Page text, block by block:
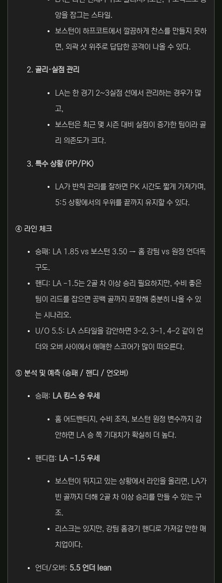
앙을 잠그는 스타일.
보스턴이 하프코트에서 깔끔하게 찬스를 만들지 못하
면, 외곽 샷 위주로 답답한 공격이 나올 수 있다.
골리·실점 관리
LA는 한 경기 2~3실점 선에서 관리하는 경우가 많
고,
보스턴은 최근 몇 시즌 대비 실점이 증가한 팀이라 골
리 의존도가 크다.
특수 상황 (PP/PK)
LA가 반칙 관리를 잘하면 PK 시간도 짧게 가져가며,
5:5 상황에서의 우위를 끝까지 유지할 수 있다.
④ 라인 체크
승패: LA 1.85 vs 보스턴 3.50 → 홈 강팀 vs 원정 언더독
구도.
핸디: LA -1.5는 2골 차 이상 승리 필요하지만, 수비 좋은
팀이 리드를 잡으면 공백 골까지 포함해 충분히 나올 수 있
는 시나리오.
U/O 5.5: LA 스타일을 감안하면 3–2, 3–1, 4–2 같이 언
더와 오버 사이에서 애매한 스코어가 많이 떠오른다.
⑤ 분석 및 예측 (승패 / 핸디 / 언오버)
승패: LA 킹스 승 우세
홈 어드밴티지, 수비 조직, 보스턴 원정 변수까지 감
안하면 LA 승 쪽 기대치가 확실히 더 높다.
핸디캡: LA -1.5 우세
보스턴이 뒤지고 있는 상황에서 라인을 올리면, LA가
빈 골까지 더해 2골 차 이상 승리를 만들 수 있는 구
조.
리스크는 있지만, 강팀 홈경기 핸디로 가져갈 만한 매
치업이다.
언더/오버: 5.5 언더 lean